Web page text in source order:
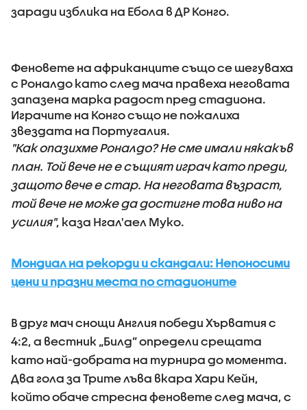
заради изблика на Ебола в ДР Конго.
Феновете на африканците също се шегуваха
с Роналдо като след мача правеха неговата
запазена марка радост пред стадиона.
Играчите на Конго също не пожалиха
звездата на Португалия.
"Как опазихме Роналдо? Не сме имали някакъв
план. Той вече не е същият играч като преди,
защото вече е стар. На неговата възраст,
той вече не може да достигне това ниво на
усилия", каза Нгал'аел Муко.
Мондиал на рекорди и скандали: Непоносими
цени и празни места по стадионите
В друг мач снощи Англия победи Хърватия с
4:2, а вестник „Билд” определи срещата
като най-добрата на турнира до момента.
Два гола за Трите лъва вкара Хари Кейн,
който обаче стресна феновете след мача, с